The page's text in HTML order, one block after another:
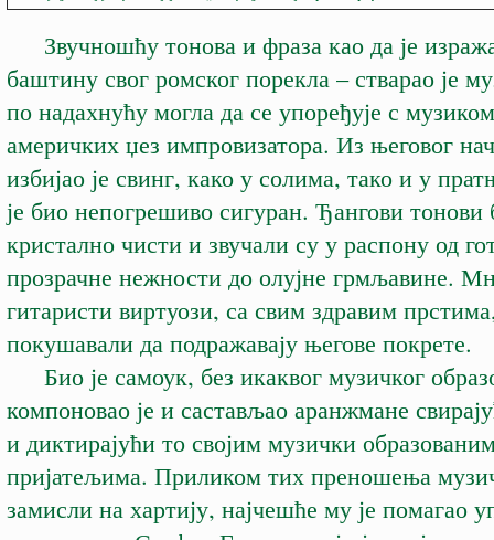
Звучношћу тонова и фраза као да је
баштину свог ромског порекла – стварао је
по надахнућу могла да се упоређује с
америчких џез импровизатора. Из његовог
избијао је свинг, како у солима, тако и у
је био непогрешиво сигуран. Ђангови тонови
кристално чисти и звучали су у распону од
прозрачне нежности до олујне грмљавине.
гитаристи виртуози, са свим здравим
покушавали да подражавају његове покрете.
Био је самоук, без икаквог музичког
компоновао је и састављао аранжмане
и диктирајући то својим музички
пријатељима. Приликом тих преношења
замисли на хартију, најчешће му је помагао